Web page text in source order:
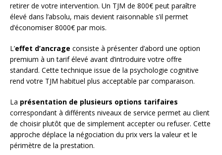
retirer de votre intervention. Un TJM de 800€ peut paraître
élevé dans l’absolu, mais devient raisonnable s’il permet
d’économiser 8000€ par mois.
L’effet d’ancrage consiste à présenter d’abord une option
premium à un tarif élevé avant d’introduire votre offre
standard. Cette technique issue de la psychologie cognitive
rend votre TJM habituel plus acceptable par comparaison.
La présentation de plusieurs options tarifaires
correspondant à différents niveaux de service permet au client
de choisir plutôt que de simplement accepter ou refuser. Cette
approche déplace la négociation du prix vers la valeur et le
périmètre de la prestation.